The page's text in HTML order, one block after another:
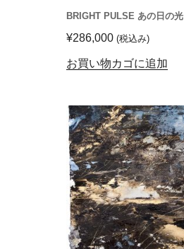
BRIGHT PULSE あの日の光
¥286,000 (税込み)
お買い物カゴに追加